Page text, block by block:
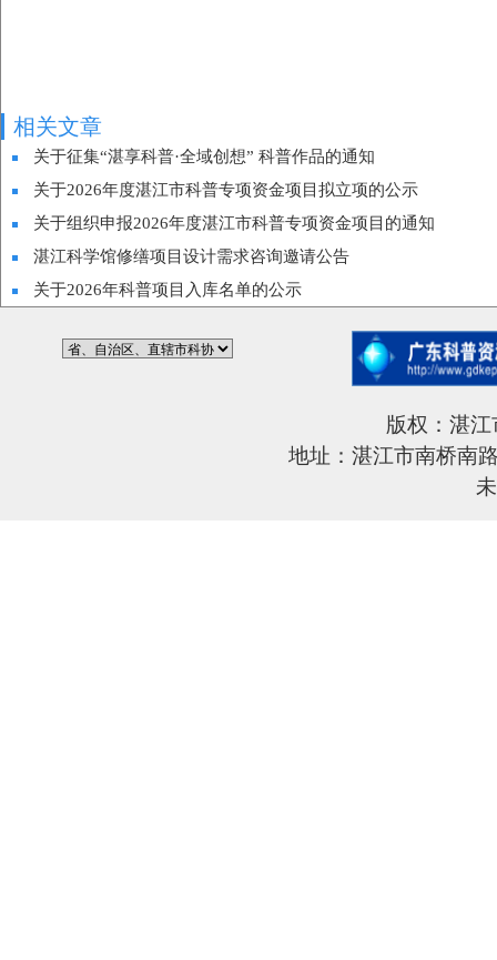
相关文章
关于征集“湛享科普·全域创想” 科普作品的通知
关于2026年度湛江市科普专项资金项目拟立项的公示
关于组织申报2026年度湛江市科普专项资金项目的通知
湛江科学馆修缮项目设计需求咨询邀请公告
关于2026年科普项目入库名单的公示
版权：湛
地址：湛江市南桥南